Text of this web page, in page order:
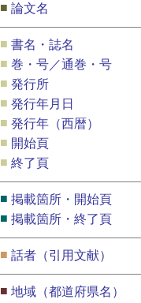
■ 論文名
■ 書名・誌名
■ 巻・号／通巻・号
■ 発行所
■ 発行年月日
■ 発行年（西暦）
■ 開始頁
■ 終了頁
■ 掲載箇所・開始頁
■ 掲載箇所・終了頁
■ 話者（引用文献）
■ 地域（都道府県名）